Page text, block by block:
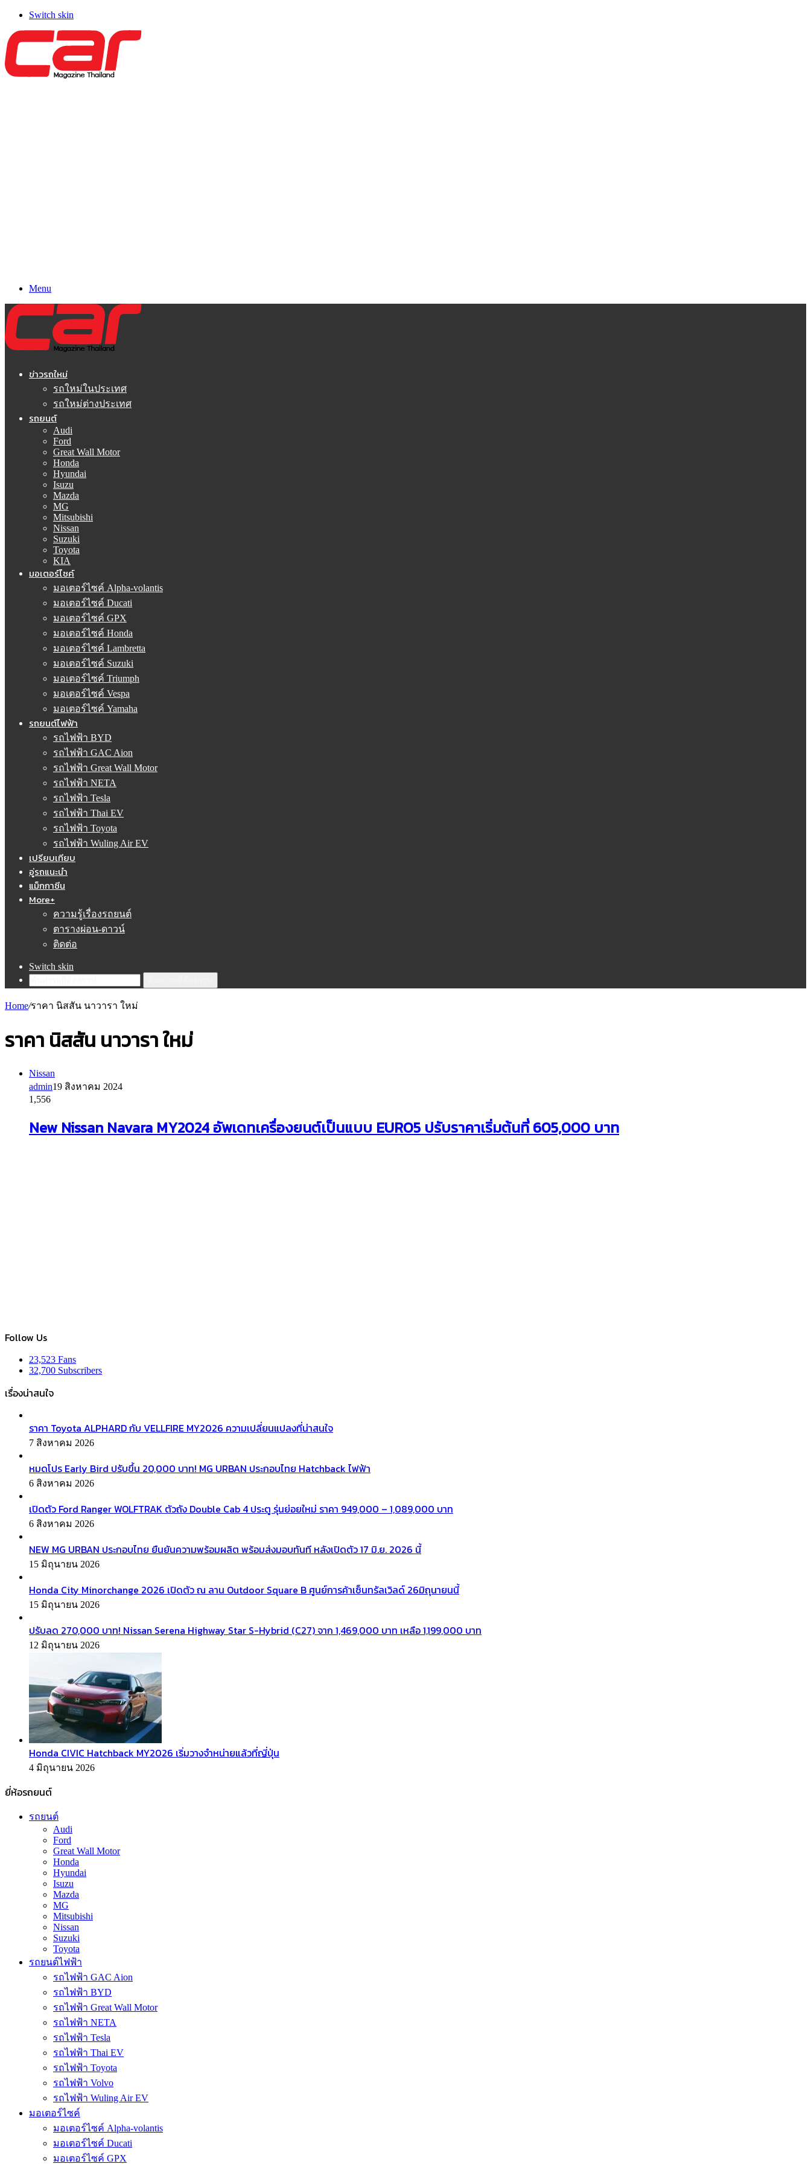
Switch skin
Menu
ข่าวรถใหม่
รถใหม่ในประเทศ
รถใหม่ต่างประเทศ
รถยนต์
Audi
Ford
Great Wall Motor
Honda
Hyundai
Isuzu
Mazda
MG
Mitsubishi
Nissan
Suzuki
Toyota
KIA
มอเตอร์ไซค์
มอเตอร์ไซค์ Alpha-volantis
มอเตอร์ไซค์ Ducati
มอเตอร์ไซค์ GPX
มอเตอร์ไซค์ Honda
มอเตอร์ไซค์ Lambretta
มอเตอร์ไซค์ Suzuki
มอเตอร์ไซค์ Triumph
มอเตอร์ไซค์ Vespa
มอเตอร์ไซค์ Yamaha
รถยนต์ไฟฟ้า
รถไฟฟ้า BYD
รถไฟฟ้า GAC Aion
รถไฟฟ้า Great Wall Motor
รถไฟฟ้า NETA
รถไฟฟ้า Tesla
รถไฟฟ้า Thai EV
รถไฟฟ้า Toyota
รถไฟฟ้า Wuling Air EV
เปรียบเทียบ
อู่รถแนะนำ
แม็กกาซีน
More+
ความรู้เรื่องรถยนต์
ตารางผ่อน-ดาวน์
ติดต่อ
Switch skin
Home/ราคา นิสสัน นาวารา ใหม่
ราคา นิสสัน นาวารา ใหม่
Nissan
admin19 สิงหาคม 2024
1,556
New Nissan Navara MY2024 อัพเดทเครื่องยนต์เป็นแบบ EURO5 ปรับราคาเริ่มต้นที่ 605,000 บาท
Follow Us
23,523 Fans
32,700 Subscribers
เรื่องน่าสนใจ
ราคา Toyota ALPHARD กับ VELLFIRE MY2026 ความเปลี่ยนแปลงที่น่าสนใจ
7 สิงหาคม 2026
หมดโปร Early Bird ปรับขึ้น 20,000 บาท! MG URBAN ประกอบไทย Hatchback ไฟฟ้า
6 สิงหาคม 2026
เปิดตัว Ford Ranger WOLFTRAK ตัวถัง Double Cab 4 ประตู รุ่นย่อยใหม่ ราคา 949,000 – 1,089,000 บาท
6 สิงหาคม 2026
NEW MG URBAN ประกอบไทย ยืนยันความพร้อมผลิต พร้อมส่งมอบทันที หลังเปิดตัว 17 มิ.ย. 2026 นี้
15 มิถุนายน 2026
Honda City Minorchange 2026 เปิดตัว ณ ลาน Outdoor Square B ศูนย์การค้าเซ็นทรัลเวิลด์ 26มิถุนายนนี้
15 มิถุนายน 2026
ปรับลด 270,000 บาท! Nissan Serena Highway Star S-Hybrid (C27) จาก 1,469,000 บาท เหลือ 1,199,000 บาท
12 มิถุนายน 2026
Honda CIVIC Hatchback MY2026 เริ่มวางจำหน่ายแล้วที่ญี่ปุ่น
4 มิถุนายน 2026
ยี่ห้อรถยนต์
รถยนต์
Audi
Ford
Great Wall Motor
Honda
Hyundai
Isuzu
Mazda
MG
Mitsubishi
Nissan
Suzuki
Toyota
รถยนต์ไฟฟ้า
รถไฟฟ้า GAC Aion
รถไฟฟ้า BYD
รถไฟฟ้า Great Wall Motor
รถไฟฟ้า NETA
รถไฟฟ้า Tesla
รถไฟฟ้า Thai EV
รถไฟฟ้า Toyota
รถไฟฟ้า Volvo
รถไฟฟ้า Wuling Air EV
มอเตอร์ไซค์
มอเตอร์ไซค์ Alpha-volantis
มอเตอร์ไซค์ Ducati
มอเตอร์ไซค์ GPX